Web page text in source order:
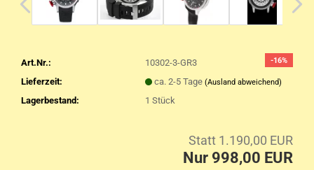
-16%
Art.Nr.:
10302-3-GR3
Lieferzeit:
ca. 2-5 Tage (Ausland abweichend)
Lagerbestand: 1 Stück
Statt 1.190,00 EUR
Nur 998,00 EUR